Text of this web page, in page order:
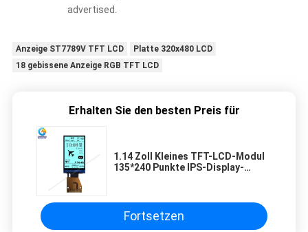
advertised.
Anzeige ST7789V TFT LCD
Platte 320x480 LCD
18 gebissene Anzeige RGB TFT LCD
Erhalten Sie den besten Preis für
1.14 Zoll Kleines TFT-LCD-Modul
135*240 Punkte IPS-Display-
Fortsetzen